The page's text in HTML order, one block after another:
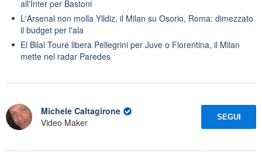
all'Inter per Bastoni
L'Arsenal non molla Yildiz, il Milan su Osorio, Roma: dimezzato
il budget per l'ala
El Bilal Touré libera Pellegrini per Juve o Fiorentina, il Milan
mette nel radar Paredes
Michele Caltagirone
Video Maker
SEGUI